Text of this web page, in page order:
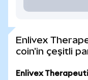
Enlivex
coin'in çeşitli
Enlivex